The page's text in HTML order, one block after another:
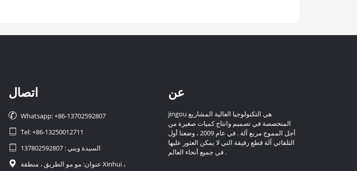
اتصال
 Whatsapp: +86-13702592807
 Tel: +86-13250012711
 السيدة ويني : 137802592807

عنوان: مو مو الطريق ، منطقة Xinhui ،
عن
jingou هي التكنولوجيا العالية المشاريع
المتخصصة في تصميم وانتاج كميات صغيرة من
أجل المموج مربع آلة . في عام 2009 ، وضعنا أول
التلقائي آلة قطع رقيقة التي لا يمكن العثور عليها
في جميع أنحاء العالم .